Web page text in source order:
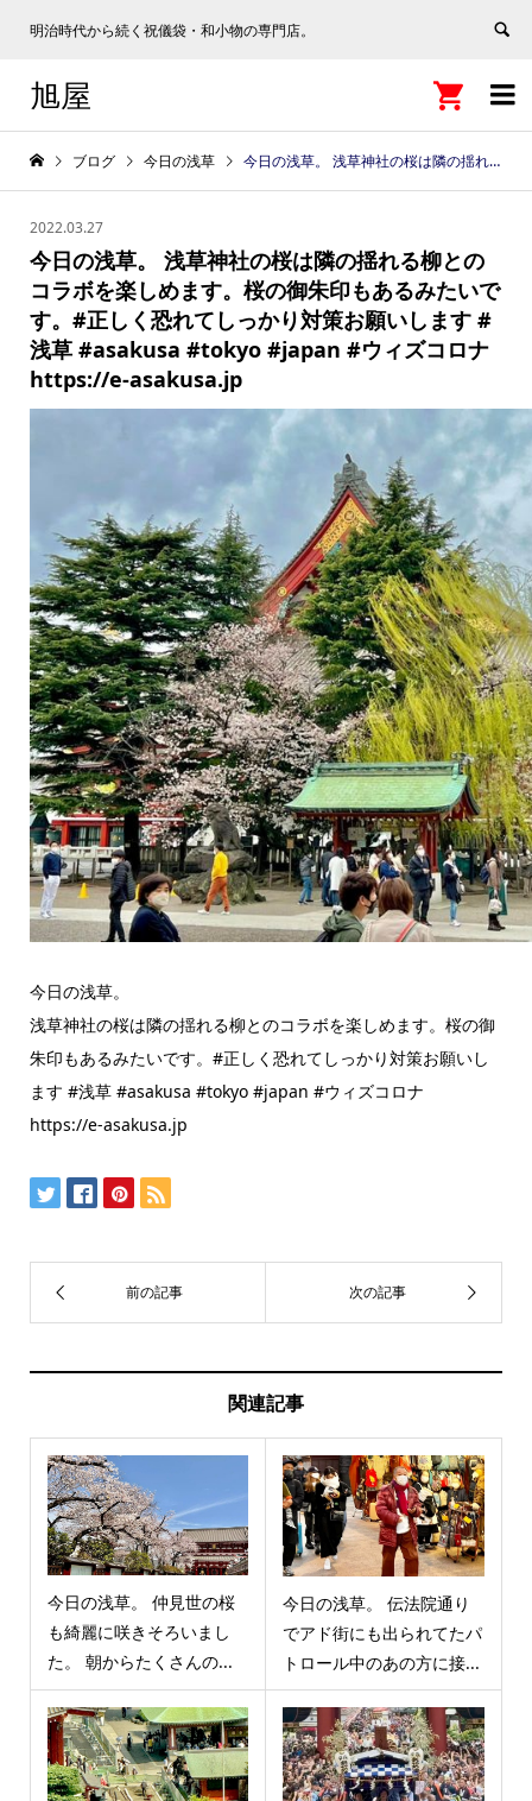
明治時代から続く祝儀袋・和小物の専門店。

旭屋 
ブログ 今日の浅草 今日の浅草。 浅草神社の桜は隣の揺れる柳とのコラボを楽しめます。桜の御朱印もあるみたいです。#正しく恐れてしっかり対策お願いします #浅草 #asakusa #tokyo #japan #ウィズコロナ https://e-asakusa.jp
2022.03.27
今日の浅草。 浅草神社の桜は隣の揺れる柳との
コラボを楽しめます。桜の御朱印もあるみたいで
す。#正しく恐れてしっかり対策お願いします #
浅草 #asakusa #tokyo #japan #ウィズコロナ
https://e-asakusa.jp
今日の浅草。
浅草神社の桜は隣の揺れる柳とのコラボを楽しめます。桜の御
朱印もあるみたいです。#正しく恐れてしっかり対策お願いし
ます #浅草 #asakusa #tokyo #japan #ウィズコロナ
https://e-asakusa.jp
関連記事
今日の浅草。 仲見世の桜
も綺麗に咲きそろいまし
た。 朝からたくさんの...
今日の浅草。 伝法院通り
でアド街にも出られてたパ
トロール中のあの方に接...